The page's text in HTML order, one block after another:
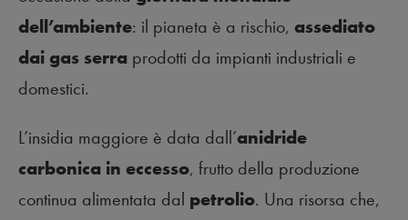
dell’ambiente: il pianeta è a rischio, assediato
dai gas serra prodotti da impianti industriali e
domestici.
L’insidia maggiore è data dall’anidride
carbonica in eccesso, frutto della produzione
continua alimentata dal petrolio. Una risorsa che,